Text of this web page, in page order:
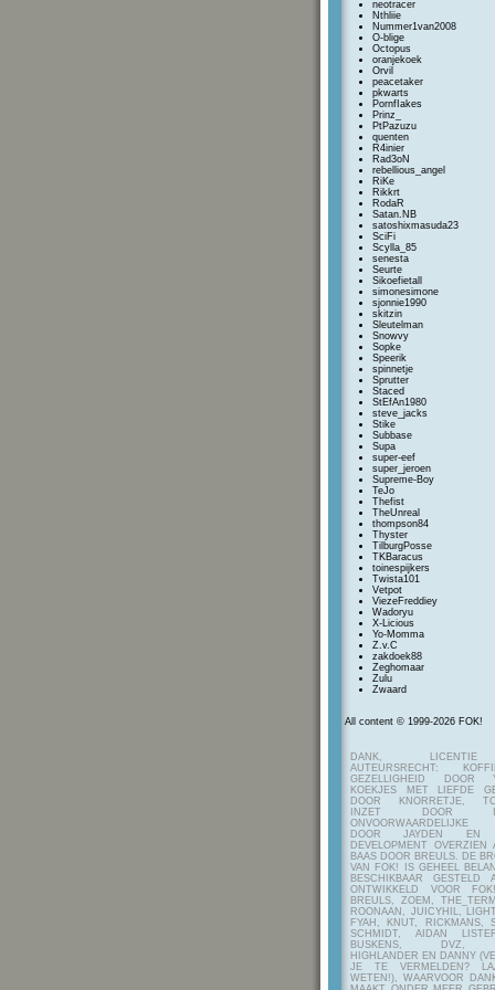
neotracer
Nthliie
Nummer1van2008
O-blige
Octopus
oranjekoek
Orvil
peacetaker
pkwarts
PornfIakes
Prinz_
PtPazuzu
quenten
R4inier
Rad3oN
rebellious_angel
RiKe
Rikkrt
RodaR
Satan.NB
satoshixmasuda23
SciFi
Scylla_85
senesta
Seurte
Sikoefietall
simonesimone
sjonnie1990
skitzin
Sleutelman
Snowvy
Sopke
Speerik
spinnetje
Sprutter
Staced
StEfAn1980
steve_jacks
Stike
Subbase
Supa
super-eef
super_jeroen
Supreme-Boy
TeJo
Thefist
TheUnreal
thompson84
Thyster
TilburgPosse
TKBaracus
toinespijkers
Twista101
Vetpot
ViezeFreddiey
Wadoryu
X-Licious
Yo-Momma
Z.v.C
zakdoek88
Zeghomaar
Zulu
Zwaard
All content © 1999-2026 FOK!
DANK,
AUTEURSRECHT:
GEZELLIGHEID DOOR
KOEKJES MET LIEFDE
DOOR KNORRETJE,
INZET DOOR
ONVOORWAARDELIJKE
DOOR JAYDEN EN
DEVELOPMENT OVERZIEN
BAAS DOOR BREULS. DE
VAN FOK! IS GEHEEL
BESCHIKBAAR GESTELD
ONTWIKKELD VOOR
BREULS, ZOEM,
ROONAAN, JUICYHIL,
FYAH, KNUT, RICKMANS,
SCHMIDT, AIDAN
BUSKENS, DVZ,
HIGHLANDER EN DANNY
JE TE VERMELDEN?
WETEN!), WAARVOOR